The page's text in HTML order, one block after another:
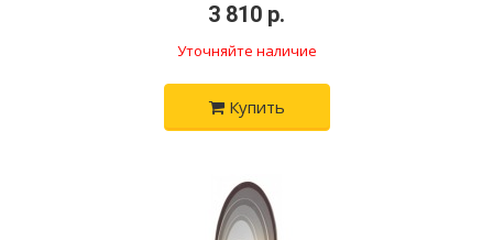
3 810 р.
Уточняйте наличие
Купить